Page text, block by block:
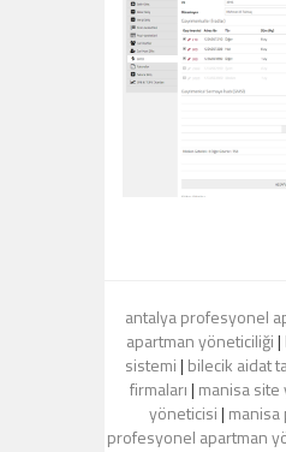
antalya profesyonel
apartman yöneticiliği|
sistemi| bilecik aidat
firmaları| manisa site
yöneticisi|
profesyonel apartman